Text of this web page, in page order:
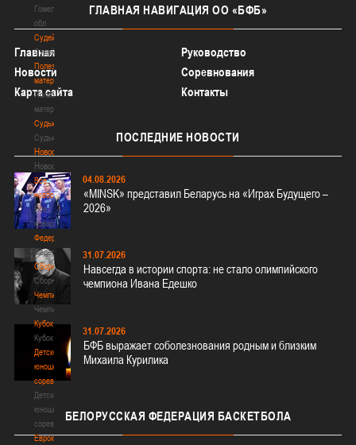
Гомельская
обл
Судейство
Судейство
Полезные
материалы
Полезные
материалы
Судьи
Судьи
Новости
Новости
Все
новости
Все
новости
Федерация
Федерация
Сборные
Сборные
Чемпионат
Чемпионат
Кубок
Кубок
Детско-
юношеские
соревнования
Детско-
юношеские
соревнования
Еврокубки
ГЛАВНАЯ НАВИГАЦИЯ ОО «БФБ»
Главная
Руководство
Новости
Соревнования
Карта сайта
Контакты
ПОСЛЕДНИЕ НОВОСТИ
04.08.2026
«MINSK» представил Беларусь на «Играх Будущего –
2026»
31.07.2026
Навсегда в истории спорта: не стало олимпийского
чемпиона Ивана Едешко
31.07.2026
БФБ выражает соболезнования родным и близким
Михаила Курилика
БЕЛОРУССКАЯ ФЕДЕРАЦИЯ БАСКЕТБОЛА